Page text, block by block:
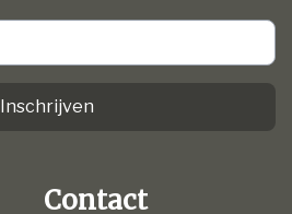
Inschrijven
Contact